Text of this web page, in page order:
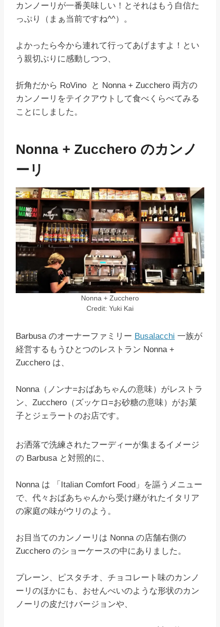
カンノーリが一番美味しい！とそれはもう自信た
っぷり（まぁ当前ですね^^）。
よかったら今から連れて行ってあげますよ！とい
う親切ぶりに感動しつつ、
折角だから RoVino と Nonna + Zucchero 両方の
カンノーリをテイクアウトして食べくらべてみる
ことにしました。
Nonna + Zucchero のカンノ
ーリ
Nonna + Zucchero
Credit: Yuki Kai
Barbusa のオーナーファミリー Busalacchi 一族が
経営するもうひとつのレストラン Nonna +
Zucchero は、
Nonna（ノンナ=おばあちゃんの意味）がレストラ
ン、Zucchero（ズッケロ=お砂糖の意味）がお菓
子とジェラートのお店です。
お洒落で洗練されたフーディーが集まるイメージ
の Barbusa と対照的に、
Nonna は 「Italian Comfort Food」を謳うメニュー
で、代々おばあちゃんから受け継がれたイタリア
の家庭の味がウリのよう。
お目当てのカンノーリは Nonna の店舗右側の
Zucchero のショーケースの中にありました。
プレーン、ピスタチオ、チョコレート味のカンノ
ーリのほかにも、おせんべいのような形状のカン
ノーリの皮だけバージョンや、